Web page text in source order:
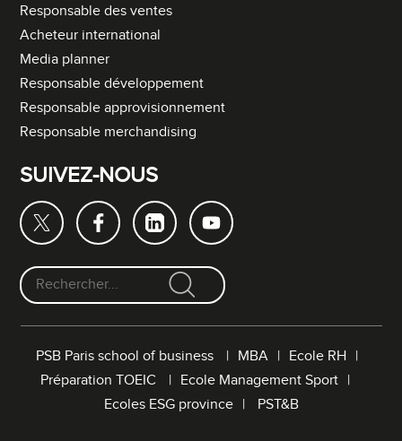
Responsable des ventes
Acheteur international
Media planner
Responsable développement
Responsable approvisionnement
Responsable merchandising
SUIVEZ-NOUS
F
PSB Paris school of business MBA
Ecole RH
Préparation TOEIC
Ecole Management Sport
Ecoles ESG province
PST&B